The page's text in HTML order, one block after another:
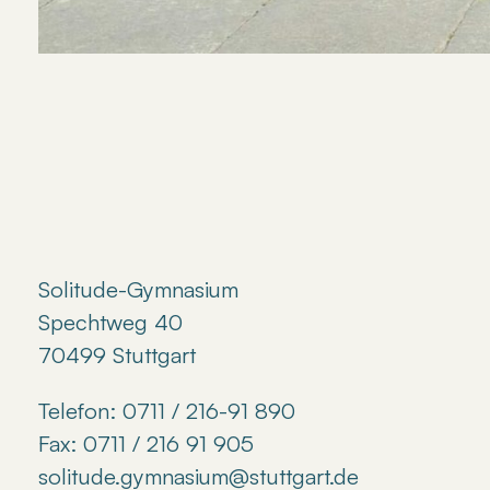
Solitude-Gymnasium
Spechtweg 40
70499 Stuttgart
Telefon: 0711 / 216-91 890
Fax: 0711 / 216 91 905
solitude.gymnasium@stuttgart.de